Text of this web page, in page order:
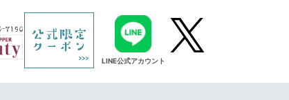
LINE公式アカウント